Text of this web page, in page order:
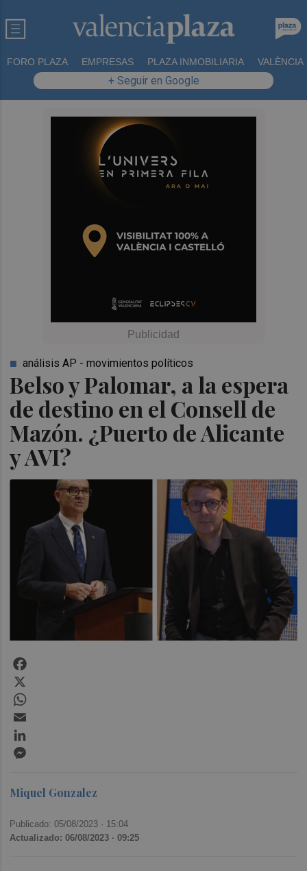
FORO PLAZA EMPRESAS PLAZA INMOBILIARIA VALÈNCIA
+ Seguir en Google
Belso y Palomar, a la espera
de destino en el Consell de
Mazón. ¿Puerto de Alicante
y AVI?
análisis AP - movimientos políticos
Miquel Gonzalez
Publicado: 05/08/2023 · 15:04
Actualizado: 06/08/2023 · 09:25